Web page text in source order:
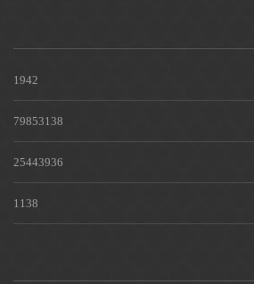
1942
79853138
25443936
1138